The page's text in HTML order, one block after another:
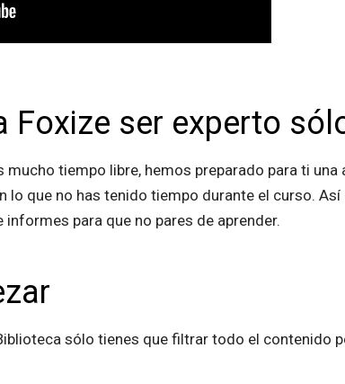
Foxize ser experto
mucho tiempo libre, hemos preparado para ti
lo que no has tenido tiempo durante el curso.
para que no pares de aprender.
sólo tienes que filtrar todo el